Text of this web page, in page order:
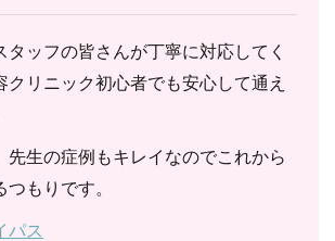
タッフの皆さんが丁寧に対応してく
クリニック初心者でも安心して通え
先生の症例もキレイなのでこれから
つもりです。
パス